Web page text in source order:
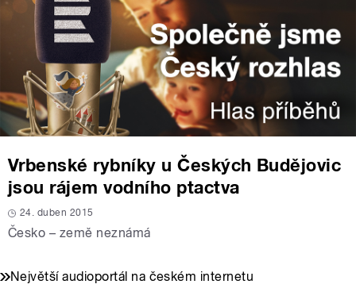
Vrbenské rybníky u Českých Budějovic
jsou rájem vodního ptactva
24. duben 2015
Česko – země neznámá
Největší audioportál na českém internetu